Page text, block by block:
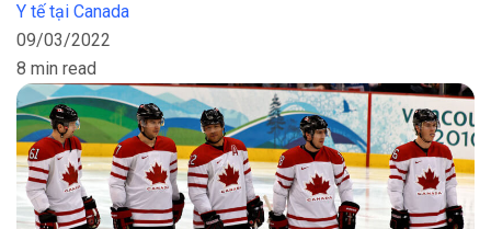
Y tế tại Canada
09/03/2022
8 min read